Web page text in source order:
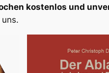
kostenlos und